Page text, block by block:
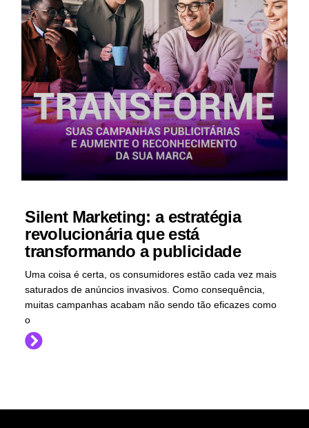
Silent Marketing: a estratégia
revolucionária que está
transformando a publicidade
Uma coisa é certa, os consumidores estão cada vez mais
saturados de anúncios invasivos. Como consequência,
muitas campanhas acabam não sendo tão eficazes como
o